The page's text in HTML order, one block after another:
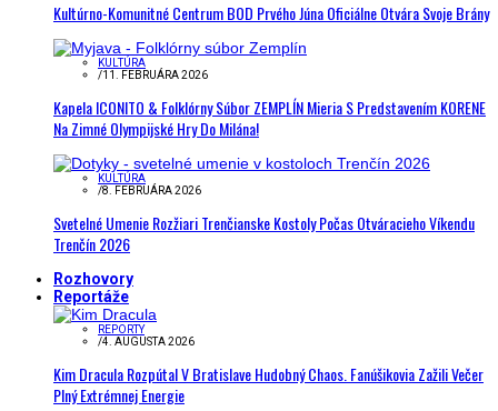
Kultúrno-Komunitné Centrum BOD Prvého Júna Oficiálne Otvára Svoje Brány
KULTÚRA
/11. FEBRUÁRA 2026
Kapela ICONITO & Folklórny Súbor ZEMPLÍN Mieria S Predstavením KORENE
Na Zimné Olympijské Hry Do Milána!
KULTÚRA
/8. FEBRUÁRA 2026
Svetelné Umenie Rozžiari Trenčianske Kostoly Počas Otváracieho Víkendu
Trenčín 2026
Rozhovory
Reportáže
REPORTY
/4. AUGUSTA 2026
Kim Dracula Rozpútal V Bratislave Hudobný Chaos. Fanúšikovia Zažili Večer
Plný Extrémnej Energie